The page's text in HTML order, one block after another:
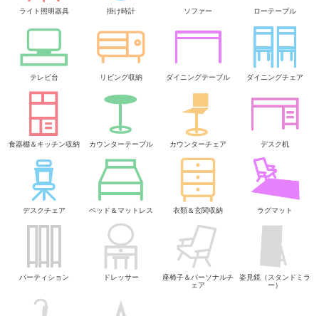
ライト照明器具 掛け時計 ソファー ローテーブル
テレビ台 リビング収納 ダイニングテーブル ダイニングチェア
食器棚＆キッチン収納 カウンターテーブル カウンターチェア デスク机
デスクチェア ベッド＆マットレス 衣類＆玄関収納 ラグマット
パーティション ドレッサー
座椅子＆パーソナルチ
ェア
姿見鏡（スタンドミラ
ー）